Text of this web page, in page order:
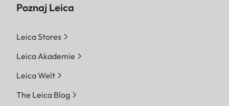
Poznaj Leica
Leica Stores
Leica Akademie
Leica Welt
The Leica Blog